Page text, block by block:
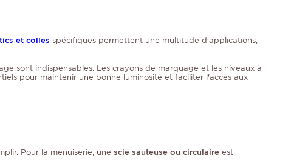
et colles spécifiques permettent une multitude d'applications,
sont indispensables. Les crayons de marquage et les niveaux à
pour maintenir une bonne luminosité et faciliter l'accès aux
Pour la menuiserie, une scie sauteuse ou circulaireest